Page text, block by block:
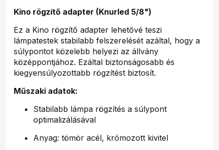
Kino rögzítő adapter (Knurled 5/8")
Ez a Kino rögzítő adapter lehetővé teszi
lámpatestek stabilabb felszerelését azáltal, hogy a
súlypontot közelebb helyezi az állvány
középpontjához. Ezáltal biztonságosabb és
kiegyensúlyozottabb rögzítést biztosít.
Műszaki adatok:
Stabilabb lámpa rögzítés a súlypont
optimalizálásával
Anyag: tömör acél, krómozott kivitel